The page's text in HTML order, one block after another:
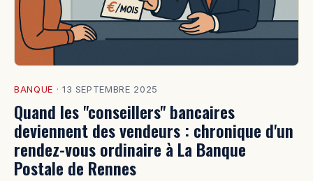
BANQUE · 13 SEPTEMBRE 2025
Quand les "conseillers" bancaires
deviennent des vendeurs : chronique d'un
rendez-vous ordinaire à La Banque
Postale de Rennes